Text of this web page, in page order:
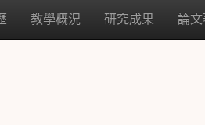
教學概況 研究成果 論